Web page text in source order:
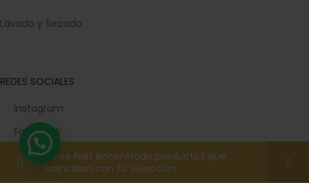
No se han encontrado productos que
coincidan con tu selección.
Lavado y Secado
REDES SOCIALES
Instagram
Facebook
TikTok